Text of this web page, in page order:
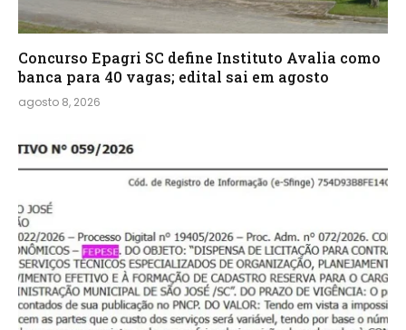
Concurso Epagri SC define Instituto Avalia como
banca para 40 vagas; edital sai em agosto
agosto 8, 2026